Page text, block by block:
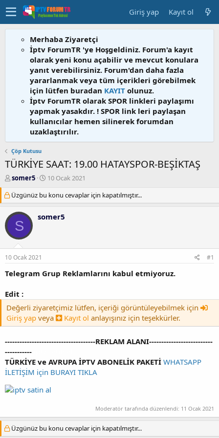
Giriş yap Kayıt ol
Merhaba Ziyaretçi
İptv ForumTR 'ye Hoşgeldiniz. Forum'a kayıt
olarak yeni konu açabilir ve mevcut konulara
yanıt verebilirsiniz. Forum'dan daha fazla
yararlanmak veya tüm içerikleri görebilmek
için lütfen buradan KAYIT olunuz.
İptv ForumTR olarak SPOR linkleri paylaşımı
yapmak yasakdır. ! SPOR link leri paylaşan
kullanıcılar hemen silinerek forumdan
uzaklaştırılır.
Çöp Kutusu
TÜRKİYE SAAT: 19.00 HATAYSPOR-BEŞİKTAŞ
K
n
b
u
b
a
ş
a
a
n
somer5
B
ş
l
n
ç
r
i
10 Ocak 2021
Üzgünüz bu konu cevaplar için kapatılmıştır...
S
somer5
10 Ocak 2021 #1
Telegram Grup Reklamlarını kabul etmiyoruz.
Edit :
Değerli ziyaretçimiz lütfen, içeriği görüntüleyebilmek için
Giriş yap veya Kayıt ol anlayışınız için teşekkürler.
-------------------------------------REKLAM ALANI--------------------------
-----------
TÜRKİYE ve AVRUPA İPTV ABONELİK PAKETİ WHATSAPP
İLETİŞİM için BURAYI TIKLA
Moderatör tarafında düzenlendi: 11 Ocak 2021
Üzgünüz bu konu cevaplar için kapatılmıştır...